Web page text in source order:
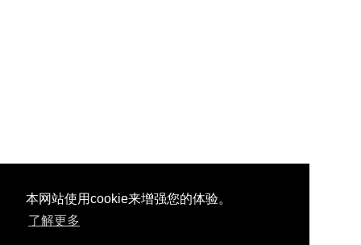
本网站使用cookie来增强您的体验。
了解更多